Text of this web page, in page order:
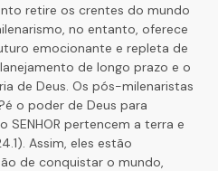
retire os crentes do mundo
no entanto, oferece
emocionante e repleta de
de longo prazo e o
de Deus. Os pós-milenaristas
o poder de Deus para
SENHOR pertencem a terra e
Assim, eles estão
de conquistar o mundo,